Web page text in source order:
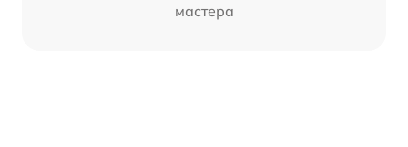
мастера